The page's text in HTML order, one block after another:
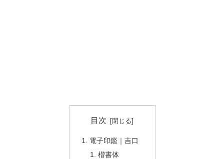
目次
電子印鑑｜吉口
楷書体